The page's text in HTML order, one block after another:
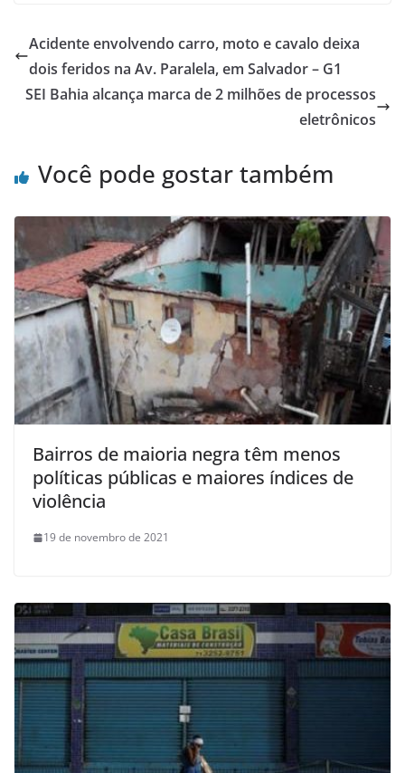
Acidente envolvendo carro, moto e cavalo deixa
dois feridos na Av. Paralela, em Salvador – G1
SEI Bahia alcança marca de 2 milhões de processos
eletrônicos
Você pode gostar também
Bairros de maioria negra têm menos
políticas públicas e maiores índices de
violência
19 de novembro de 2021